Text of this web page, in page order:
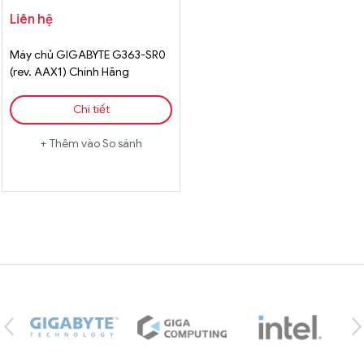
Liên hệ
Máy chủ GIGABYTE G363-SR0
(rev. AAX1) Chính Hãng
Chi tiết
Thêm vào So sánh